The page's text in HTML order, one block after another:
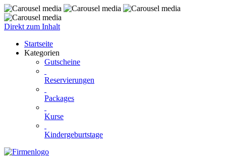
Direkt zum Inhalt
Startseite
Kategorien
Gutscheine
Reservierungen
Packages
Kurse
Kindergeburtstage